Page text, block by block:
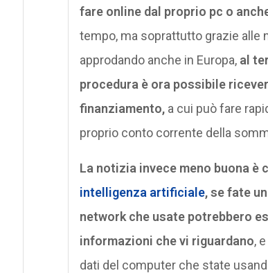
fare online dal proprio pc o
tempo, ma soprattutto grazie alle
approdando anche in Europa,al
procedura è ora possibile
finanziamento,a cui può fare
proprio conto corrente della
La notizia invece meno buona
intelligenza artificiale, se fate
network che usate potrebbero
informazioni che vi riguardano,
dati del computer che state